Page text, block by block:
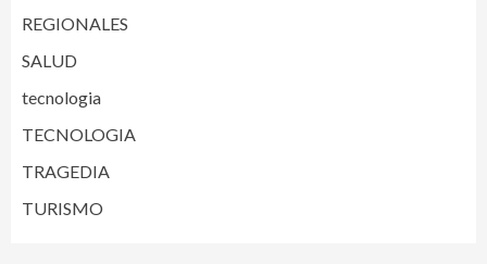
REGIONALES
SALUD
tecnologia
TECNOLOGIA
TRAGEDIA
TURISMO